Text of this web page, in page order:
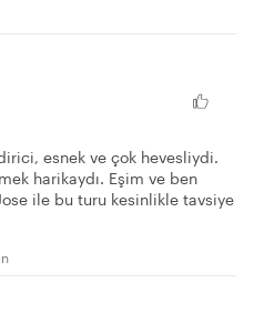
esnek ve çok hevesliydi.
harikaydı. Eşim ve ben
ile bu turu kesinlikle tavsiye